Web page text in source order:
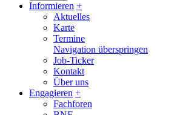
Informieren +
Aktuelles
Karte
Termine
Navigation überspringen
Job-Ticker
Kontakt
Über uns
Engagieren +
Fachforen